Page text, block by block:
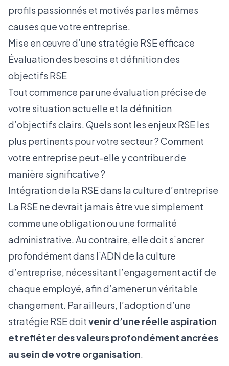
profils passionnés et motivés par les mêmes
causes que votre entreprise.
Mise en œuvre d’une stratégie RSE efficace
Évaluation des besoins et définition des
objectifs RSE
Tout commence par une évaluation précise de
votre situation actuelle et la définition
d’objectifs clairs. Quels sont les enjeux RSE les
plus pertinents pour votre secteur ? Comment
votre entreprise peut-elle y contribuer de
manière significative ?
Intégration de la RSE dans la culture d’entreprise
La RSE ne devrait jamais être vue simplement
comme une obligation ou une formalité
administrative. Au contraire, elle doit s’ancrer
profondément dans l’ADN de la culture
d’entreprise, nécessitant l’engagement actif de
chaque employé, afin d’amener un véritable
changement. Par ailleurs, l’adoption d’une
stratégie RSE doitvenir d’une réelle aspiration
et refléter des valeurs profondément ancrées
au sein de votre organisation.